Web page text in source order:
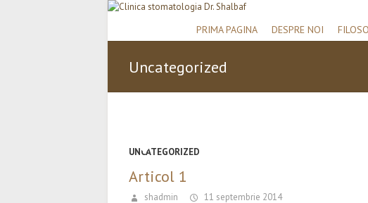
PRIMA PAGINA DESPRE NOI
Uncategorized
UNCATEGORIZED
Articol 1
shadmin 11 septembrie 2014